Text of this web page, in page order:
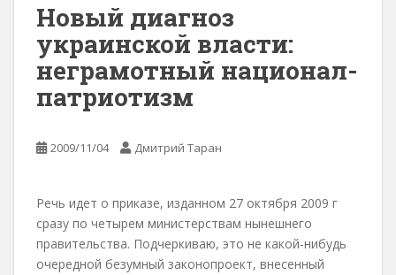
Новый диагноз
украинской власти:
неграмотный национал-
патриотизм
2009/11/04 Дмитрий Таран
Речь идет о приказе, изданном 27 октября 2009 г
сразу по четырем министерствам нынешнего
правительства. Подчеркиваю, это не какой-нибудь
очередной безумный законопроект, внесенный